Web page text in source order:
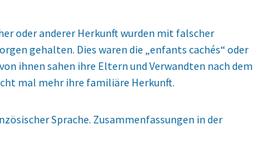
oder anderer Herkunft wurden mit falscher
gehalten. Dies waren die „enfants cachés“ oder
ihnen sahen ihre Eltern und Verwandten nach dem
mal mehr ihre familiäre Herkunft.
Sprache. Zusammenfassungen in der